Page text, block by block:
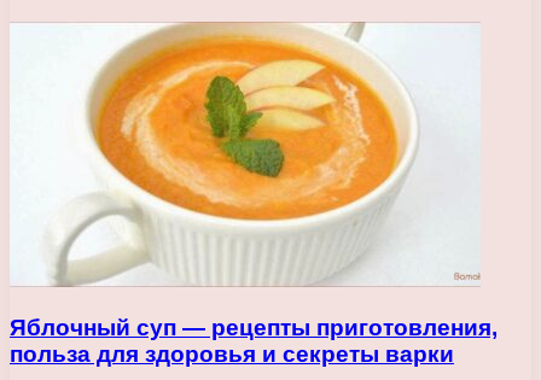
Яблочный суп — рецепты приготовления,
польза для здоровья и секреты варки